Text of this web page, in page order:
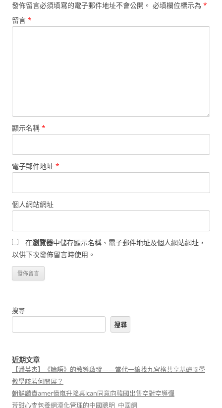
發佈留言必須填寫的電子郵件地址不會公開。 必填欄位標示為 *
留言 *
顯示名稱 *
電子郵件地址 *
個人網站網址
在瀏覽器中儲存顯示名稱、電子郵件地址及個人網站網址，
以供下次發佈留言時使用。
搜尋
搜尋
近期文章
【潘英杰】《論語》的教導啟發——當代一線找九宮格共享基礎國學
教學該若何開展？
朝鮮譴責amer億嵐升降桌ican同意向韓國出售空對空導彈
荒甜心查包養網漠化管理的中國聰明_中國網